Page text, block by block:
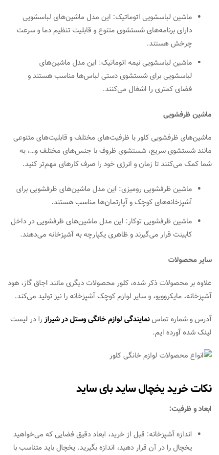
ماشین لباسشویی اتوماتیک: این مدل ماشین‌های لباسشویی
دارای برنامه‌های شستشوی متنوع و قابلیت تنظیم دما و سرعت
چرخش هستند.
ماشین لباسشویی نیمه اتوماتیک: این مدل ماشین‌های
لباسشویی برای شستشوی دستی لباس‌ها مناسب هستند و
فضای کمتری را اشغال می‌کنند.
ماشین ظرفشویی
ماشین‌های ظرفشویی کلور با ظرفیت‌های مختلف و قابلیت‌های متنوعی
مانند شستشوی سریع، شستشوی ظروف با جنس‌های مختلف و…، به
شما کمک می‌کنند تا زمان و انرژی خود را صرف کارهای مهم‌تر کنید.
ماشین ظرفشویی رومیزی: این مدل ماشین‌های ظرفشویی برای
آشپزخانه‌های کوچک و آپارتمان‌ها مناسب هستند.
ماشین ظرفشویی توکار: این مدل ماشین‌های ظرفشویی در داخل
کابینت قرار می‌گیرند و ظاهری یکپارچه به آشپزخانه می‌دهند.
سایر محصولات
علاوه بر محصولات ذکر شده، کلور محصولات دیگری مانند اجاق گاز، هود
آشپزخانه، مایکروویو، و سایر لوازم کوچک آشپزخانه را نیز تولید می‌کند.
آدرس و شماره تماسنمایندگی لوازم خانگی وستل در شیرازرا در لیست
لینک شده آورده ایم.
نکات خرید یخچال ساید بای ساید
ابعاد و ظرفیت:
اندازه آشپزخانه: قبل از خرید، ابعاد دقیق فضایی که می‌خواهید
یخچال را در آن قرار دهید، اندازه بگیرید. یخچال باید متناسب با